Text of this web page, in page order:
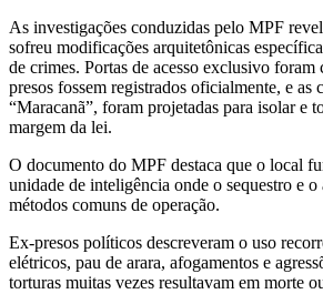
As investigações conduzidas pelo MPF
sofreu modificações arquitetônicas
de crimes. Portas de acesso exclusivo foram
presos fossem registrados oficialmente, e as
“Maracanã”, foram projetadas para isolar e
margem da lei.
O documento do MPF destaca que o local
unidade de inteligência onde o sequestro e o
métodos comuns de operação.
Ex-presos políticos descreveram o uso
elétricos, pau de arara, afogamentos e
torturas muitas vezes resultavam em morte